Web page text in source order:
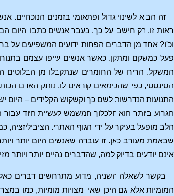
זה הביא לשינוי גדול ופתאומי בזמנים
ראות זו. רק חישבו על כך. בעבר אנשים כתבו. היום
וכ'ו? אחד מן הדברים הפחות ידועים המשפיעים על
פעל כמשקם ומתקן. כאשר אנשים עייפו עצמם
המשקל. הריח של החומרים שנתקבלו מן הבלוטים
הסינטטי, כפי שהכימאים קוראים לו, נותק האדם
התנועות הנדרשות לשם כך וקשקוש הקלידים – היום
הגרוע ביותר הוא הלכלוך המשמש לעשיית היוד
הלב מופעל בעיקר על ידי הגוף האתרי.
שבאמת מעורב כאן. זו עובדה שאנשים היום יותר
אינם יודעים בדיוק למה, שהדברים נהיים יותר
בקשר לשאלה השניה, מדוע מתרחשים דברים כאלה
המומיות אלא גם היכן שאין מצויות מומיות, כמו